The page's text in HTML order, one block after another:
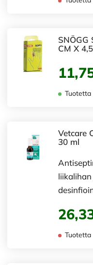
SNÖGG
CM X
Tuotetta
Vetcare
30 ml
Tuotetta